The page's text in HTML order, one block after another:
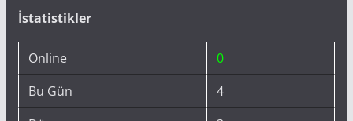
İstatistikler
Online
0
Bu Gün
4